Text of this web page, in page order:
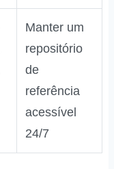
Manter um
repositório
de
referência
acessível
24/7